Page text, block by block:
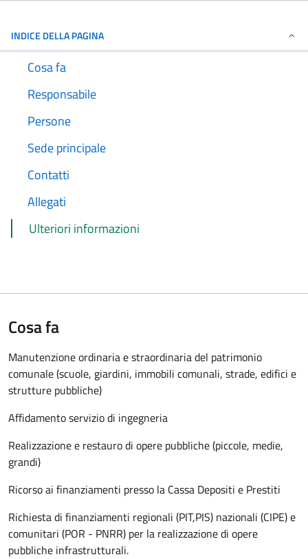
INDICE DELLA PAGINA
Cosa fa
Responsabile
Persone
Sede principale
Contatti
Allegati
Ulteriori informazioni
Cosa fa
Manutenzione ordinaria e straordinaria del patrimonio
comunale (scuole, giardini, immobili comunali, strade, edifici e
strutture pubbliche)
Affidamento servizio di ingegneria
Realizzazione e restauro di opere pubbliche (piccole, medie,
grandi)
Ricorso ai finanziamenti presso la Cassa Depositi e Prestiti
Richiesta di finanziamenti regionali (PIT,PIS) nazionali (CIPE) e
comunitari (POR - PNRR) per la realizzazione di opere
pubbliche infrastrutturali.